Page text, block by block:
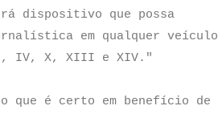
dispositivo que possa
em qualquer veículo
IV, X, XIII e XIV."
que é certo em benefício de